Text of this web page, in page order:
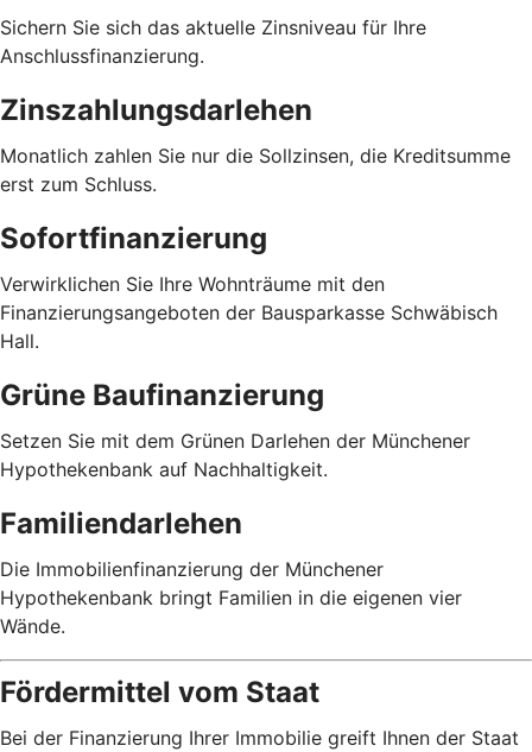
Sichern Sie sich das aktuelle Zinsniveau für Ihre
Anschlussfinanzierung.
Zinszahlungsdarlehen
Monatlich zahlen Sie nur die Sollzinsen, die Kreditsumme
erst zum Schluss.
Sofortfinanzierung
Verwirklichen Sie Ihre Wohnträume mit den
Finanzierungsangeboten der Bausparkasse Schwäbisch
Hall.
Grüne Baufinanzierung
Setzen Sie mit dem Grünen Darlehen der Münchener
Hypothekenbank auf Nachhaltigkeit.
Familiendarlehen
Die Immobilienfinanzierung der Münchener
Hypothekenbank bringt Familien in die eigenen vier
Wände.
Fördermittel vom Staat
Bei der Finanzierung Ihrer Immobilie greift Ihnen der Staat